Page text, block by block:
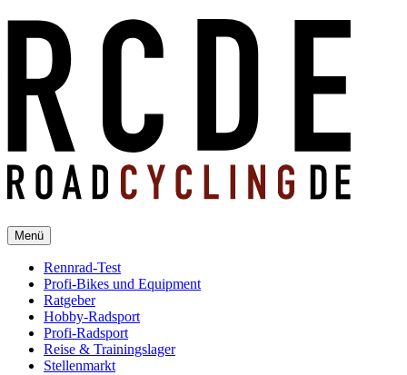
Menü
Rennrad-Test
Profi-Bikes und Equipment
Ratgeber
Hobby-Radsport
Profi-Radsport
Reise & Trainingslager
Stellenmarkt